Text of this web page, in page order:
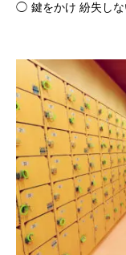
鍵をかけ 紛失しな